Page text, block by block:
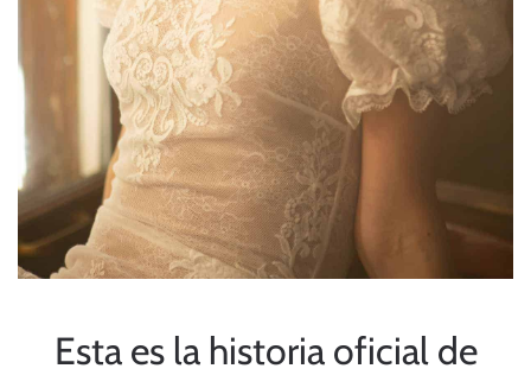
Esta es la historia oficial de